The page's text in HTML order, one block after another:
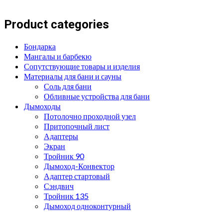
Product categories
Бондарка
Мангалы и барбекю
Сопутствующие товары и изделия
Материалы для бани и сауны
Соль для бани
Обливные устройства для бани
Дымоходы
Потолочно проходной узел
Притопочный лист
Адаптеры
Экран
Тройник 90
Дымоход-Конвектор
Адаптер стартовый
Сэндвич
Тройник 135
Дымоход одноконтурный